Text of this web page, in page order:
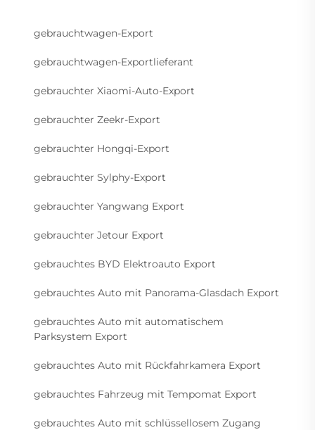
gebrauchtwagen-Export
gebrauchtwagen-Exportlieferant
gebrauchter Xiaomi-Auto-Export
gebrauchter Zeekr-Export
gebrauchter Hongqi-Export
gebrauchter Sylphy-Export
gebrauchter Yangwang Export
gebrauchter Jetour Export
gebrauchtes BYD Elektroauto Export
gebrauchtes Auto mit Panorama-Glasdach Export
gebrauchtes Auto mit automatischem
Parksystem Export
gebrauchtes Auto mit Rückfahrkamera Export
gebrauchtes Fahrzeug mit Tempomat Export
gebrauchtes Auto mit schlüssellosem Zugang